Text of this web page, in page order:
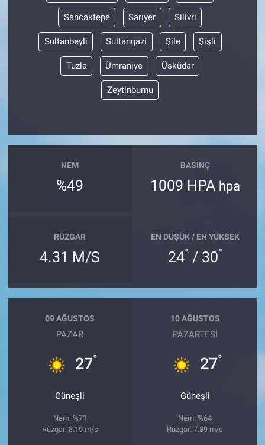
Sancaktepe Sarıyer Silivri
Sultanbeyli Sultangazi Şile Şişli
Tuzla Ümraniye Üsküdar
Zeytinburnu
NEM
%49
BASINÇ
1009 HPA hpa
RÜZGAR
4.31 M/S
EN DÜŞÜK / EN YÜKSEK
24° / 30°
09 AĞUSTOS
PAZAR
27°
Güneşli
Nem: %71
Rüzgar: 8.19 m/s
10 AĞUSTOS
PAZARTESI
27°
Güneşli
Nem: %64
Rüzgar: 7.89 m/s